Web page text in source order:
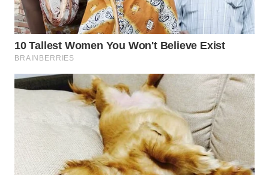
WN
KARO
WN
SIMALUNGUN
WN
LABUHANBATU
WN
TAPANULI
TENGAH